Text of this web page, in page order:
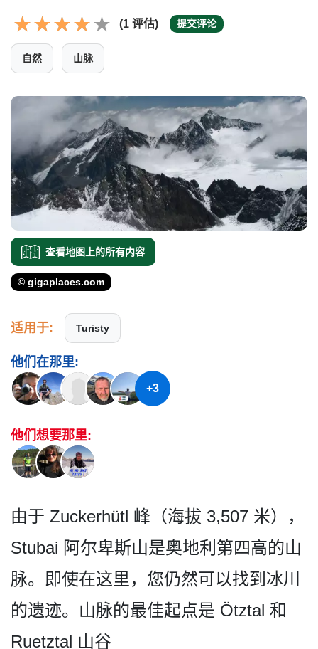
(1 评估) 提交评论
自然 山脉
查看地图上的所有内容
© gigaplaces.com
适用于: Turisty
他们在那里:
+3
他们想要那里:
由于 Zuckerhütl 峰（海拔 3,507 米），
Stubai 阿尔卑斯山是奥地利第四高的­山
脉。即使在这里，您仍然可以找到冰川
的遗迹。山脉­的最佳起点是 Ötztal 和
Ruetztal 山谷